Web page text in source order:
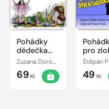
Pohádky
dědečka
Lampáře Zuzana Dorogiová
69 Kč
pro
49 Kč